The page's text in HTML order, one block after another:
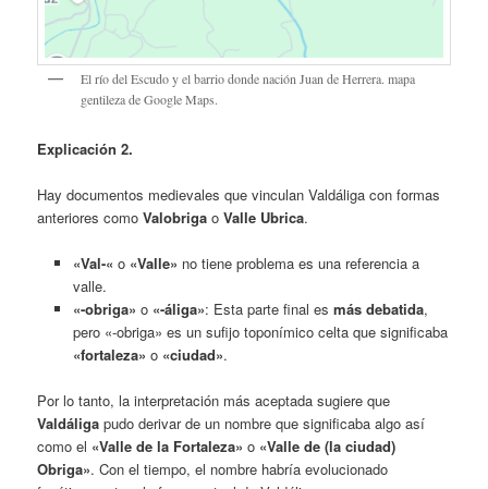
El río del Escudo y el barrio donde nación Juan de Herrera. mapa
gentileza de Google Maps.
Explicación 2.
Hay documentos medievales que vinculan Valdáliga con formas
anteriores comoValobriga oValle Ubrica.
«Val-« o «Valle» no tiene problema es una referencia a
valle.
«-obriga» o «-áliga»: Esta parte final es más debatida,
pero «-obriga» es un sufijo toponímico celta que significaba
«fortaleza» o «ciudad».
Por lo tanto, la interpretación más aceptada sugiere que
Valdáliga pudo derivar de un nombre que significaba algo así
como el «Valle de la Fortaleza» o «Valle de (la ciudad)
Obriga». Con el tiempo, el nombre habría evolucionado